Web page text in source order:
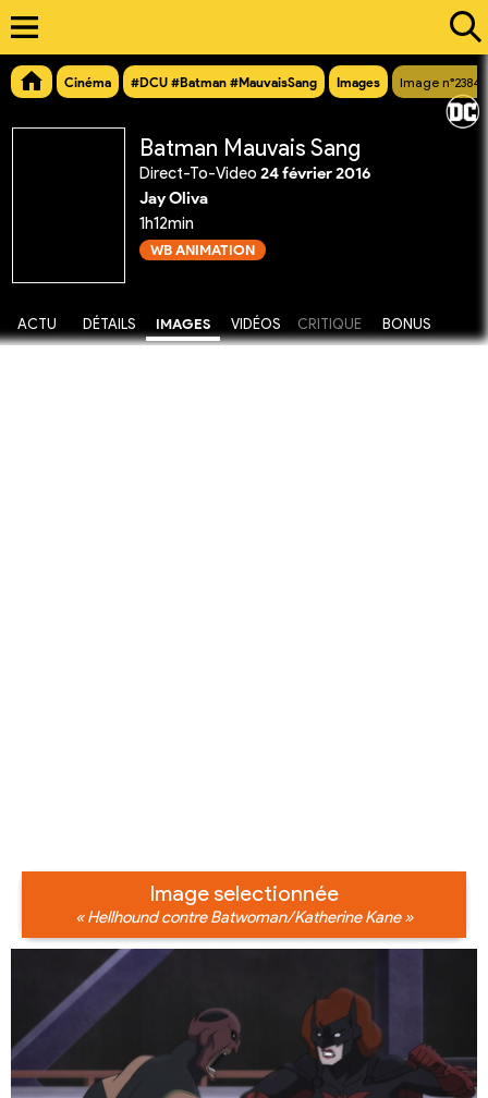
Cinéma #DCU #Batman #MauvaisSang Images Image n°23845
Batman Mauvais Sang
Direct-To-Video 24 février 2016
Jay Oliva
1h12min
WB ANIMATION
ACTU DÉTAILS IMAGES VIDÉOS CRITIQUE BONUS
Image selectionnée
« Hellhound contre Batwoman/Katherine Kane »